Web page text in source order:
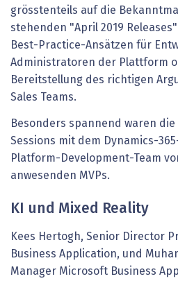
grösstenteils auf die
stehenden "April 2019
Best-Practice-Ansätzen für
Administratoren der Plattform
Bereitstellung des richtigen
Sales Teams.
Besonders spannend waren
Sessions mit dem Dynamics-
Platform-Development-Team
anwesenden MVPs.
KI und Mixed Reality
Kees Hertogh, Senior Director
Business Application, und
Manager Microsoft Business